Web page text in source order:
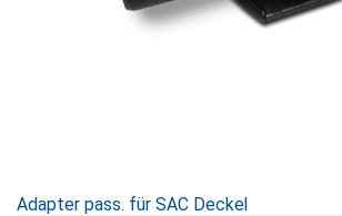
Adapter pass. für SAC Deckel